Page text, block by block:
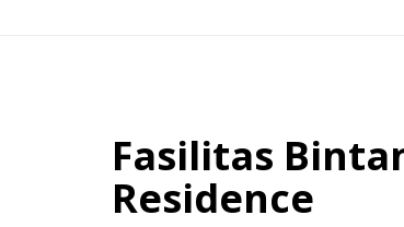
Fasilitas
Residence